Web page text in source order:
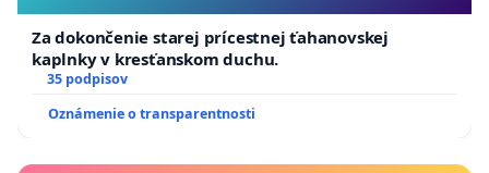
Za dokončenie starej prícestnej ťahanovskej
kaplnky v kresťanskom duchu.
35 podpisov
Oznámenie o transparentnosti